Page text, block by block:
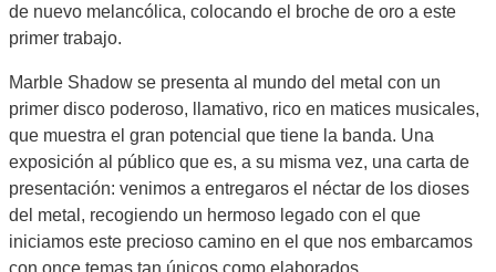
de nuevo melancólica, colocando el broche de oro a este
primer trabajo.
Marble Shadow se presenta al mundo del metal con un
primer disco poderoso, llamativo, rico en matices musicales,
que muestra el gran potencial que tiene la banda. Una
exposición al público que es, a su misma vez, una carta de
presentación: venimos a entregaros el néctar de los dioses
del metal, recogiendo un hermoso legado con el que
iniciamos este precioso camino en el que nos embarcamos
con once temas tan únicos como elaborados.